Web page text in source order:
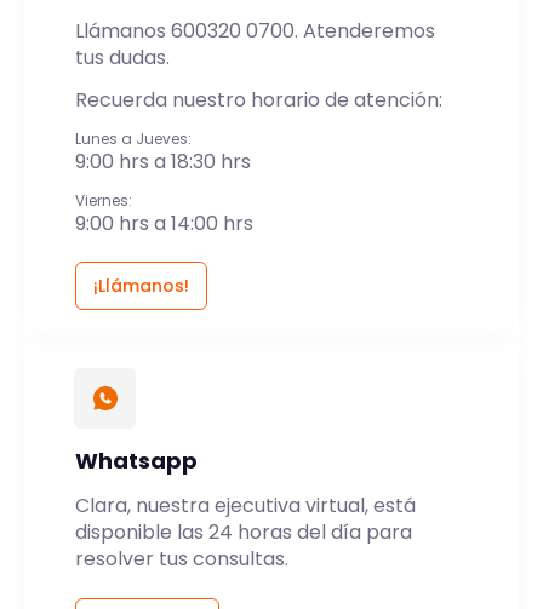
Llámanos 600320 0700. Atenderemos
tus dudas.
Recuerda nuestro horario de atención:
Lunes a Jueves:
9:00 hrs a 18:30 hrs
Viernes:
9:00 hrs a 14:00 hrs
¡Llámanos!
Whatsapp
Clara, nuestra ejecutiva virtual, está
disponible las 24 horas del día para
resolver tus consultas.